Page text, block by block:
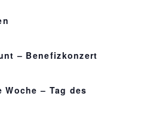
– Benefizkonzert
– Tag des